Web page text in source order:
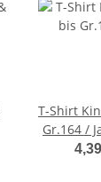
T-Shirt
Gr.164 /